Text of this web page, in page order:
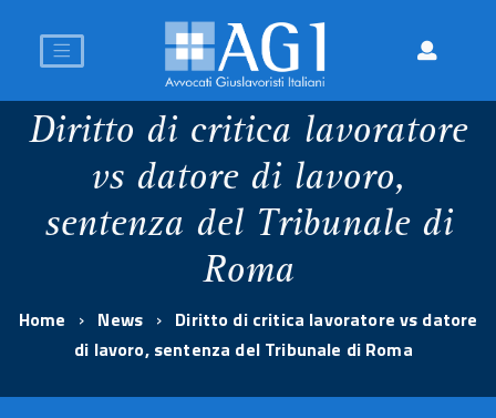
Diritto di critica lavoratore
vs datore di lavoro,
sentenza del Tribunale di
Roma
Home News
Diritto di critica lavoratore vs datore
di lavoro, sentenza del Tribunale di Roma